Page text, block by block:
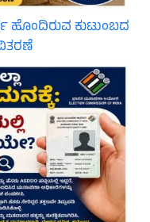
ಹೊಂದಿರುವ ಕುಟುಂಬದ